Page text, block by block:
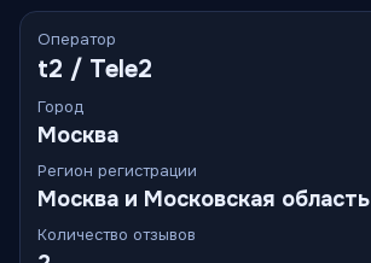
Оператор
t2 / Tele2
Город
Москва
Регион регистрации
Москва и Московская область
Количество отзывов